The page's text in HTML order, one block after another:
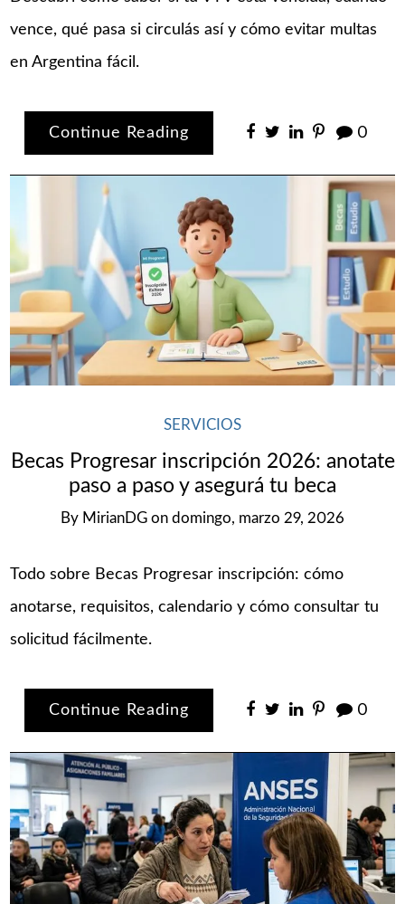
vence, qué pasa si circulás así y cómo evitar multas
en Argentina fácil.
Continue Reading 0
SERVICIOS
Becas Progresar inscripción 2026: anotate
paso a paso y asegurá tu beca
By MirianDG on domingo, marzo 29, 2026
Todo sobre Becas Progresar inscripción: cómo
anotarse, requisitos, calendario y cómo consultar tu
solicitud fácilmente.
Continue Reading 0